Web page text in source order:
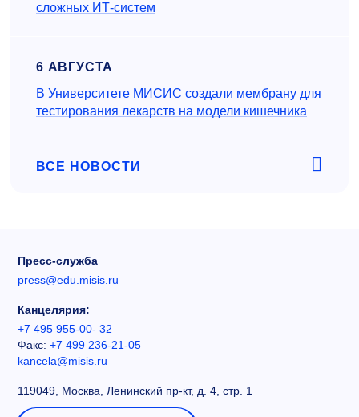
сложных ИТ-систем
6 АВГУСТА
В Университете МИСИС создали мембрану для
тестирования лекарств на модели кишечника
ВСЕ НОВОСТИ
Пресс-служба
press@edu.misis.ru
Канцелярия:
+7 495 955-00- 32
Факс: +7 499 236-21-05
kancela@misis.ru
119049, Москва, Ленинский пр-кт, д. 4, стр. 1